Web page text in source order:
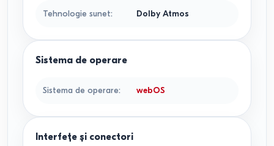
Tehnologie sunet: Dolby Atmos
Sistema de operare
Sistema de operare: webOS
Interfețe și conectori